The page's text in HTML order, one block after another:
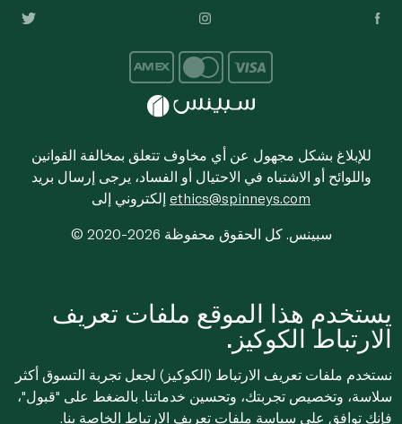
للإبلاغ بشكل مجهول عن أي مخاوف تتعلق بمخالفة القوانين
واللوائح أو الاشتباه في الاحتيال أو الفساد، يرجى إرسال بريد
ethics@spinneys.com
© 2020-2026 سبينس. كل الحقوق محفوظة
يستخدم هذا الموقع ملفات تعريف
الارتباط الكوكيز.
نستخدم ملفات تعريف الارتباط (الكوكيز) لجعل تجربة التسوق أكثر
سلاسة، وتخصيص تجربتك، وتحسين خدماتنا. بالضغط على "قبول"،
فإنك توافق على سياسة ملفات تعريف الارتباط الخاصة بنا.